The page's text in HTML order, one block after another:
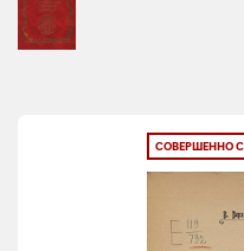
СОВЕРШЕННО